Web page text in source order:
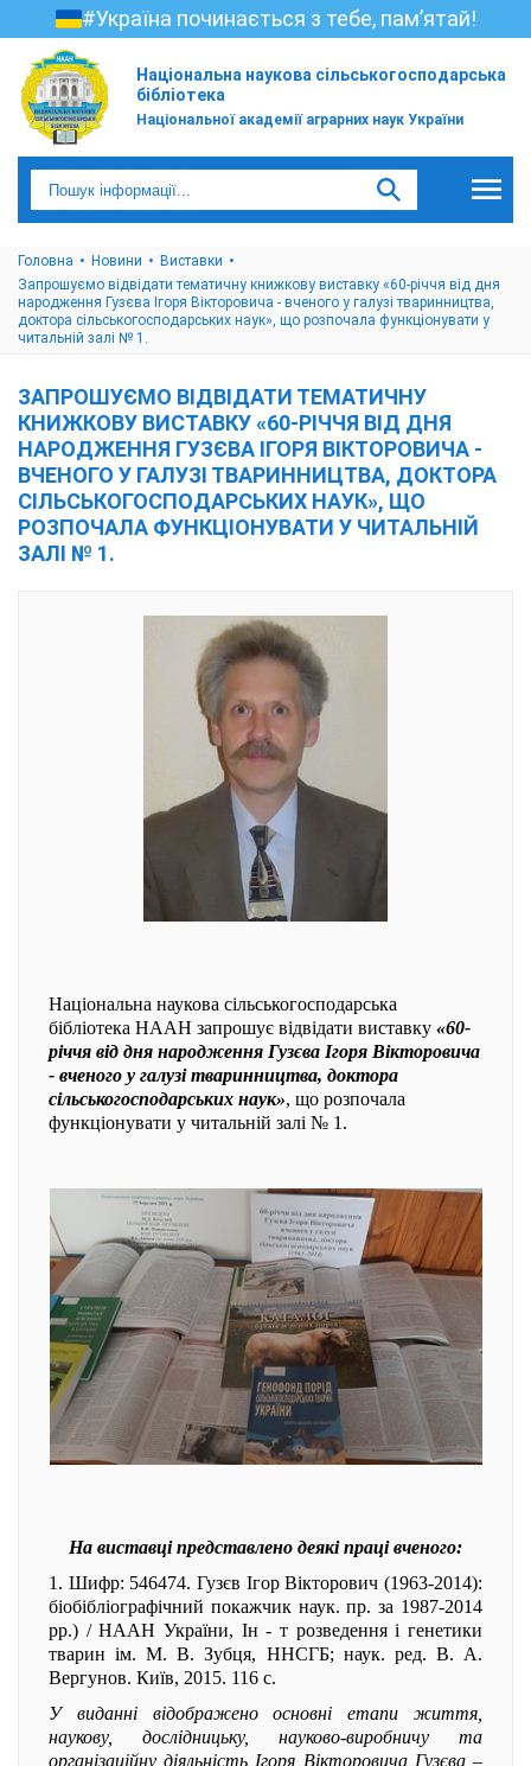
#Україна починається з тебе, пам’ятай!
Національна наукова сільськогосподарська
бібліотека
Національної академії аграрних наук України
Головна Новини
Виставки
Запрошуємо відвідати тематичну книжкову виставку «60-річчя від дня
народження Гузєва Ігоря Вікторовича - вченого у галузі тваринництва,
доктора сільськогосподарських наук», що розпочала функціонувати у
читальній залі № 1.
ЗАПРОШУЄМО ВІДВІДАТИ ТЕМАТИЧНУ
КНИЖКОВУ ВИСТАВКУ «60-РІЧЧЯ ВІД ДНЯ
НАРОДЖЕННЯ ГУЗЄВА ІГОРЯ ВІКТОРОВИЧА -
ВЧЕНОГО У ГАЛУЗІ ТВАРИННИЦТВА, ДОКТОРА
СІЛЬСЬКОГОСПОДАРСЬКИХ НАУК», ЩО
РОЗПОЧАЛА ФУНКЦІОНУВАТИ У ЧИТАЛЬНІЙ
ЗАЛІ № 1.
Національна наукова сільськогосподарська
бібліотека НААН запрошує відвідати виставку «60-
річчя від дня народження Гузєва Ігоря Вікторовича
- вченого у галузі тваринництва, доктора
сільськогосподарських наук», що розпочала
функціонувати у читальній залі № 1.
На виставці представлено деякі праці вченого:
1. Шифр: 546474. Гузєв Ігор Вікторович (1963-2014):
біобібліографічний покажчик наук. пр. за 1987-2014
рр.) / НААН України, Ін - т розведення і генетики
тварин ім. М. В. Зубця, ННСГБ; наук. ред. В. А.
Вергунов. Київ, 2015. 116 с.
У виданні відображено основні етапи життя,
наукову, дослідницьку, науково-виробничу та
організаційну діяльність Ігоря Вікторовича Гузєва –